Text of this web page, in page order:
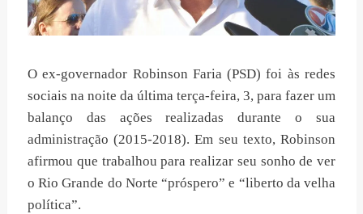
O ex-governador Robinson Faria (PSD) foi às redes
sociais na noite da última terça-feira, 3, para fazer um
balanço das ações realizadas durante o sua
administração (2015-2018). Em seu texto, Robinson
afirmou que trabalhou para realizar seu sonho de ver
o Rio Grande do Norte “próspero” e “liberto da velha
política”.